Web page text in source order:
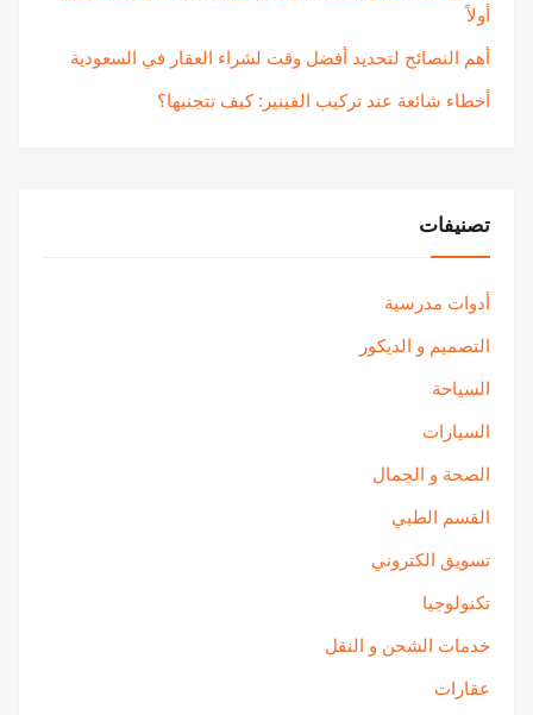
أولاً
أهم النصائح لتحديد أفضل وقت لشراء العقار في السعودية
أخطاء شائعة عند تركيب الفينير: كيف تتجنبها؟
تصنيفات
أدوات مدرسية
التصميم و الديكور
السياحة
السيارات
الصحة و الجمال
القسم الطبي
تسويق الكتروني
تكنولوجيا
خدمات الشحن و النقل
عقارات